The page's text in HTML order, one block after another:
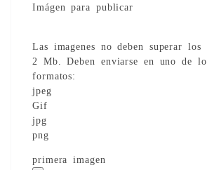
Imágen para publicar
Las imagenes no deben superar los
2 Mb. Deben enviarse en uno de
formatos:
jpeg
Gif
jpg
png
primera imagen